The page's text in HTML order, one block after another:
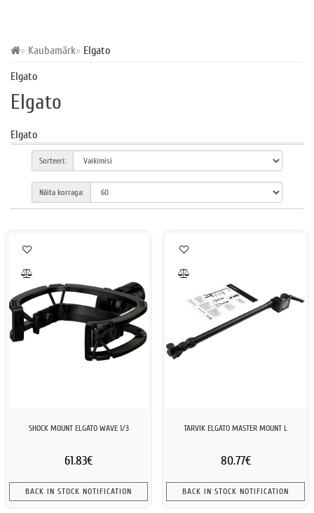
Kaubamärk Elgato
Elgato
Elgato
Elgato
Sorteeri:
Näita korraga:
SHOCK MOUNT ELGATO WAVE 1/3
61.83€
BACK IN STOCK NOTIFICATION
TARVIK ELGATO MASTER MOUNT L
80.77€
BACK IN STOCK NOTIFICATION